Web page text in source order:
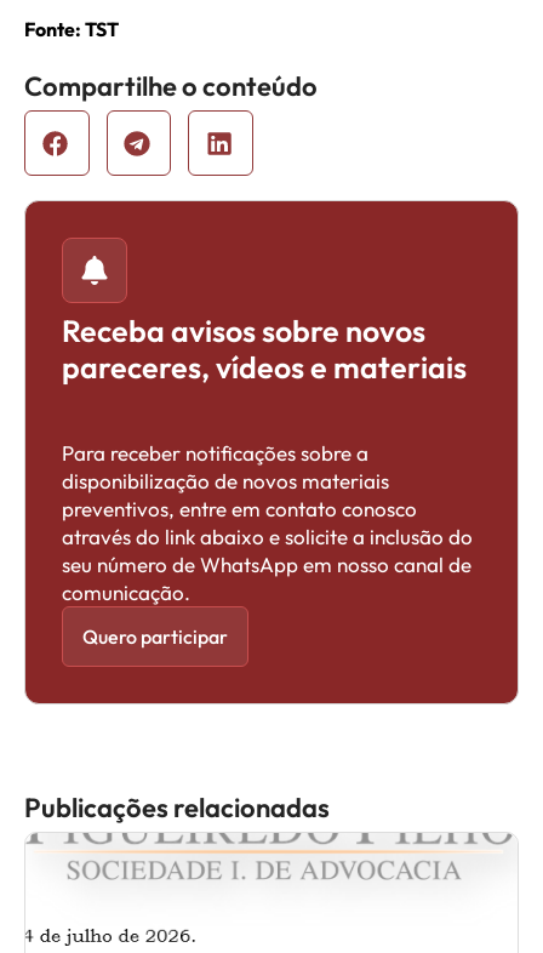
Fonte: TST
Compartilhe o conteúdo
Receba avisos sobre novos
pareceres, vídeos e materiais
Para receber notificações sobre a
disponibilização de novos materiais
preventivos, entre em contato conosco
através do link abaixo e solicite a inclusão do
seu número de WhatsApp em nosso canal de
comunicação.
Quero participar
Publicações relacionadas